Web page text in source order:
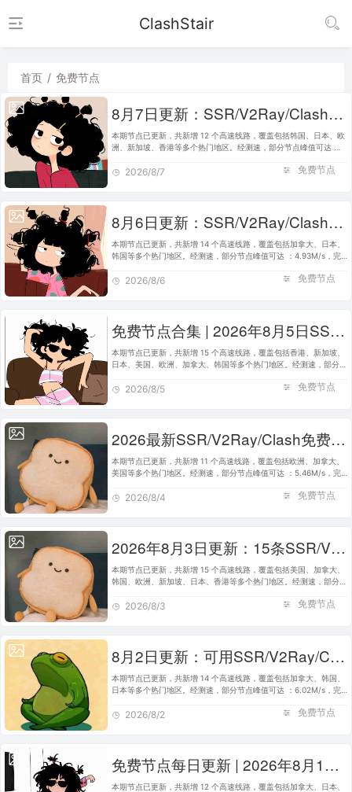
ClashStair
首页 / 免费节点
8月7日更新：SSR/V2Ray/Clash可用节点12条分享
本期节点已更新，共新增 12 个高速线路，覆盖包括韩国、日本、欧
洲、新加坡、香港等多个热门地区。经测速，部分节点峰值可达 ：
将本站加入书签，便于日…
免费节点
2026/8/7
8月6日更新：SSR/V2Ray/Clash可用节点14条分享
本期节点已更新，共新增 14 个高速线路，覆盖包括加拿大、日本、
韩国等多个热门地区。经测速，部分节点峰值可达 ：4.93M/s，完
书签，便于日后快速获取最…
免费节点
2026/8/6
免费节点合集 | 2026年8月5日SSR/V2Ray/Clash订阅整理
本期节点已更新，共新增 15 个高速线路，覆盖包括香港、新加坡、
日本、美国、欧洲、加拿大、韩国等多个热门地区。经测速，部分节
户端使用。建议将本站加…
免费节点
2026/8/5
2026最新SSR/V2Ray/Clash免费节点 | 8月4日可用订阅
本期节点已更新，共新增 11 个高速线路，覆盖包括欧洲、加拿大、
美国等多个热门地区。经测速，部分节点峰值可达 ：5.46M/s，完
书签，便于日后快速获取最…
免费节点
2026/8/4
2026年8月3日更新：15条SSR/V2Ray/Clash可用免费节点
本期节点已更新，共新增 15 个高速线路，覆盖包括美国、加拿大、
韩国、欧洲、新加坡、日本、香港等多个热门地区。经测速，部分节
户端使用。建议将本站加…
免费节点
2026/8/3
8月2日更新：可用SSR/V2Ray/Clash免费节点全集（14条）
本期节点已更新，共新增 14 个高速线路，覆盖包括加拿大、韩国、
日本等多个热门地区。经测速，部分节点峰值可达 ：6.02M/s，完
书签，便于日后快速获取最…
免费节点
2026/8/2
免费节点每日更新 | 2026年8月1日SSR/V2Ray/Clash可用订阅
本期节点已更新，共新增 12 个高速线路，覆盖包括加拿大、日本、